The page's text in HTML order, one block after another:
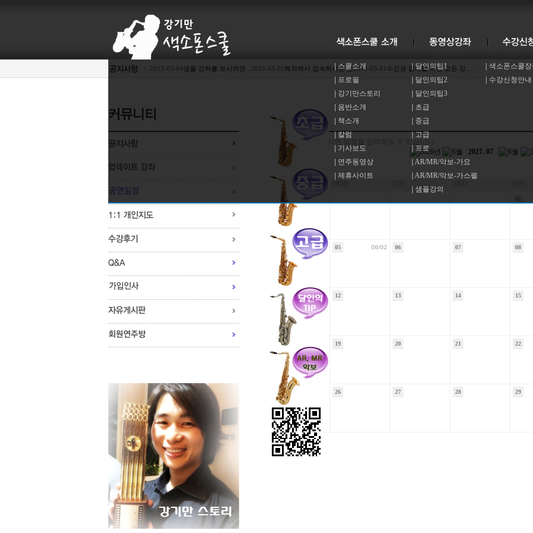
스쿨소개 | 달인의팁1 색소폰스쿨장
프로필 달인의팁2 수강신청안내
강기만스토리 달인의팁3
음반소개 초급
책소개 중급
|칼럼 |고급
기사보도 프로
연주동영상 AR/MR/악보-가요
제휴사이트 AR/MR/악보-가스펠
샘플강의
2013-03-04샘플 강좌를 보시려면... 2013-03-01 해외에서 접속하시는 분2013-03-01 수강권 결재를 하면 모든 강...
날짜를 클릭하시면 일정을 입력하실 수 있습니다.
2027. 07
SUN
01
05 06/02 06 07 08
11 12 13 14 15
18 19 20 21 22
25 26 27 28 29